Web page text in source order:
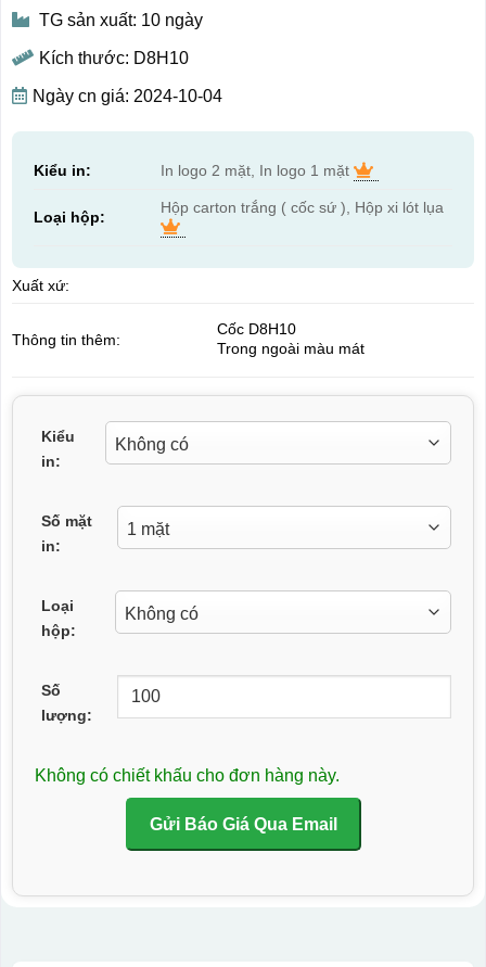
TG sản xuất: 10 ngày
Kích thước: D8H10
Ngày cn giá: 2024-10-04
Kiểu in: In logo 2 mặt, In logo 1 mặt
Loại hộp:
Hộp carton trắng ( cốc sứ ), Hộp xi lót lụa
Xuất xứ:
Thông tin thêm:
Cốc D8H10
Trong ngoài màu mát
Kiểu
in:
Số mặt
in:
Loại
hộp:
Số
lượng:
Không có chiết khấu cho đơn hàng này.
Gửi Báo Giá Qua Email